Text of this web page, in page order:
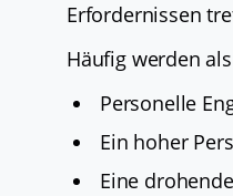
Erfordernissen
Häufig werden
Personelle
Ein hoher
Eine